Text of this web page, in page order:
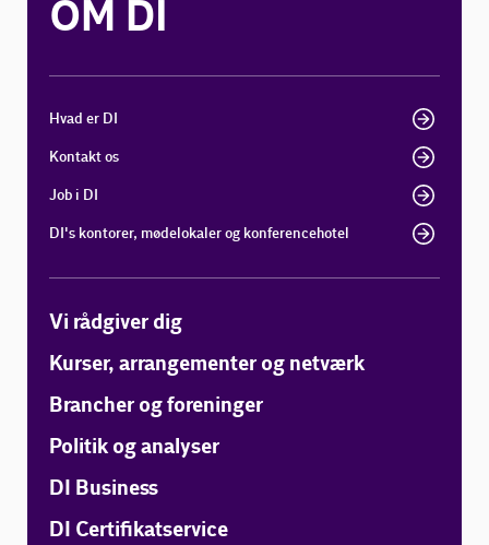
OM DI
Hvad er DI
Kontakt os
Job i DI
DI's kontorer, mødelokaler og konferencehotel
Vi rådgiver dig
Kurser, arrangementer og netværk
Brancher og foreninger
Politik og analyser
DI Business
DI Certifikatservice